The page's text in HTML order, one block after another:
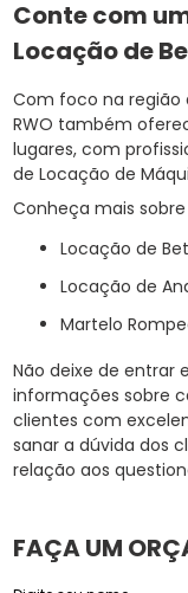
Conte com
Locação de
Com foco na região
RWO também
lugares, com
de Locação de
Conheça mais sobre
Locação de
Locação de
Martelo
Não deixe de entrar
informações sobre
clientes com
sanar a dúvida dos
relação aos
FAÇA UM